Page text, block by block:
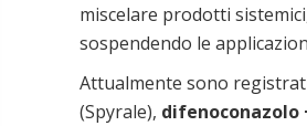
miscelare prodotti
sospendendo le
Attualmente sono
(Spyrale), difenoconazolo